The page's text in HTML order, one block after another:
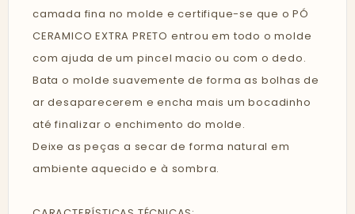
camada fina no molde e certifique-se que o PÓ
CERAMICO EXTRA PRETO entrou em todo o molde
com ajuda de um pincel macio ou com o dedo.
Bata o molde suavemente de forma as bolhas de
ar desaparecerem e encha mais um bocadinho
até finalizar o enchimento do molde.
Deixe as peças a secar de forma natural em
ambiente aquecido e à sombra.